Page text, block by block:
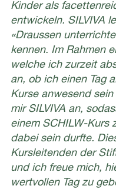
Kinder als
entwickeln. SILVIVA
«Draussen
kennen. Im Rahmen
welche ich zurzeit
an, ob ich einen Tag
Kurse anwesend
mir SILVIVA an,
einem SCHILW-Kurs
dabei sein durfte.
Kursleitenden der
und ich freue mich,
wertvollen Tag zu